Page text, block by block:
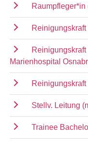
Raumpfleger*in
Reinigungskraft
Marienhospital
Reinigungskraft
Stellv. Leitung
Trainee